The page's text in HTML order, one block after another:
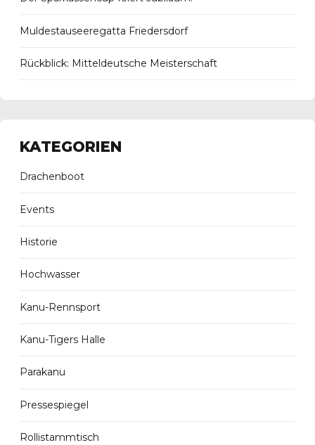
Muldestauseeregatta Friedersdorf
Rückblick: Mitteldeutsche Meisterschaft
KATEGORIEN
Drachenboot
Events
Historie
Hochwasser
Kanu-Rennsport
Kanu-Tigers Halle
Parakanu
Pressespiegel
Rollistammtisch